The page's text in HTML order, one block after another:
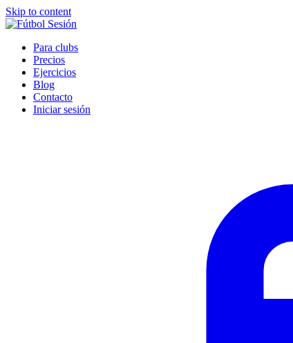
Skip to content
Para clubs
Precios
Ejercicios
Blog
Contacto
Iniciar sesión